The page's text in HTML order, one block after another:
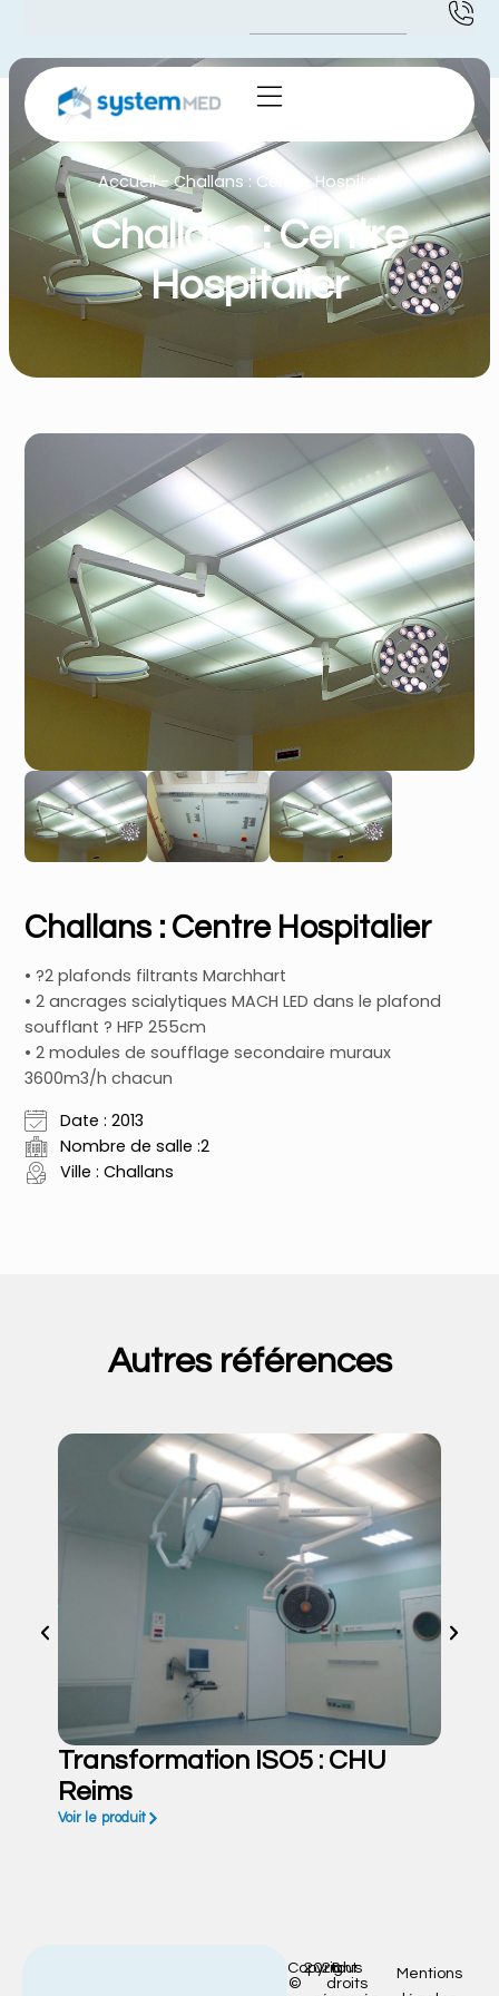
Accueil-Challans : Centre Hospitalier
Challans : Centre
Hospitalier
Challans : Centre Hospitalier
• ?2 plafonds filtrants Marchhart
• 2 ancrages scialytiques MACH LED dans le plafond
soufflant ? HFP 255cm
• 2 modules de soufflage secondaire muraux
3600m3/h chacun
Date : 2013
Nombre de salle :2
Ville : Challans
Autres références
Transformation ISO5 : CHU
Reims
Voir le produit
Copyright
©
2026tous
droits
Mentions